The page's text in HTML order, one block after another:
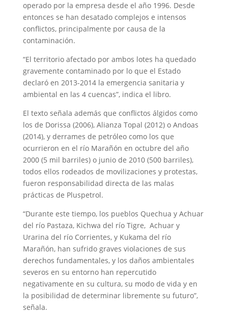
operado por la empresa desde el año 1996. Desde
entonces se han desatado complejos e intensos
conflictos, principalmente por causa de la
contaminación.
“El territorio afectado por ambos lotes ha quedado
gravemente contaminado por lo que el Estado
declaró en 2013-2014 la emergencia sanitaria y
ambiental en las 4 cuencas”, indica el libro.
El texto señala además que conflictos álgidos como
los de Dorissa (2006), Alianza Topal (2012) o Andoas
(2014), y derrames de petróleo como los que
ocurrieron en el río Marañón en octubre del año
2000 (5 mil barriles) o junio de 2010 (500 barriles),
todos ellos rodeados de movilizaciones y protestas,
fueron responsabilidad directa de las malas
prácticas de Pluspetrol.
“Durante este tiempo, los pueblos Quechua y Achuar
del río Pastaza, Kichwa del río Tigre, Achuar y
Urarina del río Corrientes, y Kukama del río
Marañón, han sufrido graves violaciones de sus
derechos fundamentales, y los daños ambientales
severos en su entorno han repercutido
negativamente en su cultura, su modo de vida y en
la posibilidad de determinar libremente su futuro”,
señala.